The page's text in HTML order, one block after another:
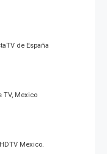
de España
TV, Mexico
Mexico.